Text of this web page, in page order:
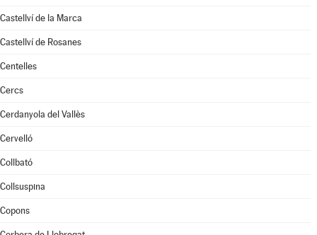
Castellví de la Marca
Castellví de Rosanes
Centelles
Cercs
Cerdanyola del Vallès
Cervelló
Collbató
Collsuspina
Copons